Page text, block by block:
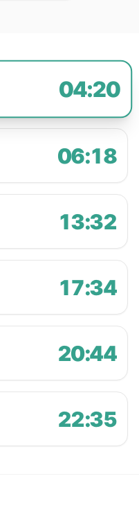
04:20
06:18
13:32
17:34
20:44
22:35